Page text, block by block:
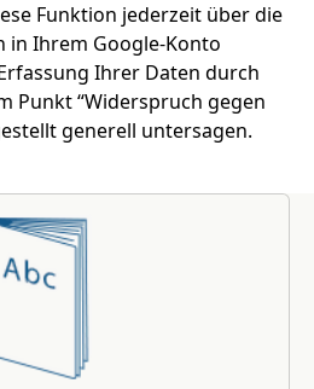
Funktion jederzeit über die
in Ihrem Google-Konto
Ihrer Daten durch
Punkt “Widerspruch gegen
generell untersagen.